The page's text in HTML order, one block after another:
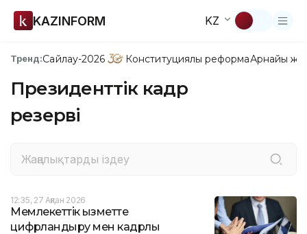
KAZINFORM KZ
Тренд:Сайлау-2026 Конституциялық реформаАрнайы
Президенттік кадр
резерві
12:35, 27 Ақпан 2026
Мемлекеттік қызметте
цифрландыру мен кадрлық